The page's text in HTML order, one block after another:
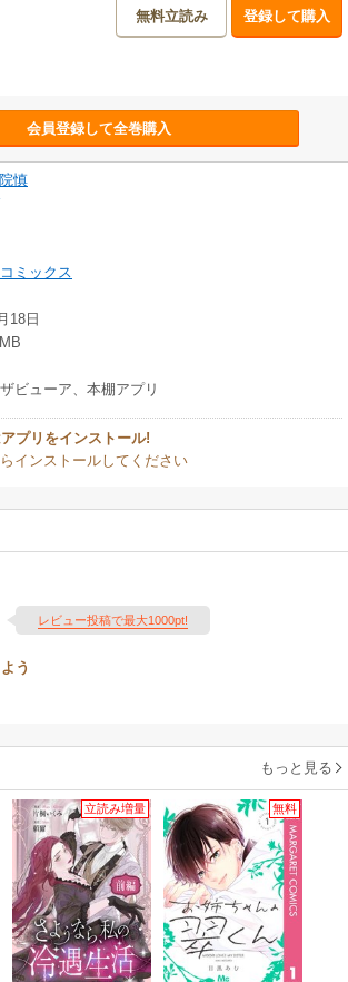
無料立読み 登録して購入
会員登録して全巻購入
慎
ミックス
18日
ビューア、本棚アプリ
アプリをインストール!
インストールしてください
レビュー投稿で最大1000pt!
う
もっと見る
立読み増量 無料